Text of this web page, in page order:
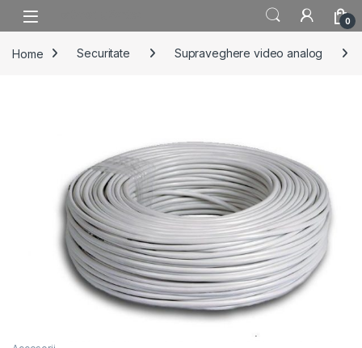
Skip to navigation
Skip to content
0
Home Securitate Supraveghere video analog